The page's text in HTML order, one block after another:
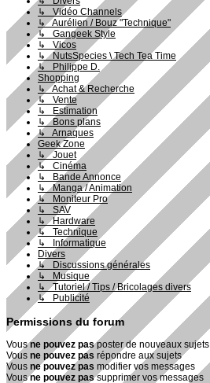
↳ Vidéo Channels
↳ Aurélien / Bouz "Technique"
↳ Gangeek Style
↳ Vicos
↳ NutsSpecies \ Tech Tea Time
↳ Philippe D.
Shopping
↳ Achat & Recherche
↳ Vente
↳ Estimation
↳ Bons plans
↳ Arnaques
Geek Zone
↳ Jouet
↳ Cinéma
↳ Bande Annonce
↳ Manga / Animation
↳ Moniteur Pro
↳ SAV
↳ Hardware
↳ Technique
↳ Informatique
Divers
↳ Discussions générales
↳ Musique
↳ Tutoriel / Tips / Bricolages divers
↳ Publicité
Permissions du forum
Vousne pouvez pasposter de nouveaux sujets
Vous ne pouvez pas répondre aux sujets
Vous ne pouvez pas modifier vos messages
Vousne pouvez passupprimer vos messages